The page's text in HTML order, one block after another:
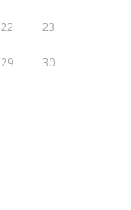
22 23
29 30